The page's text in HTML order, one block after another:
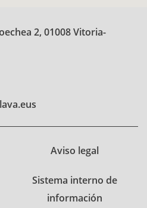
2, 01008 Vitoria-
Aviso legal
Sistema interno de
información